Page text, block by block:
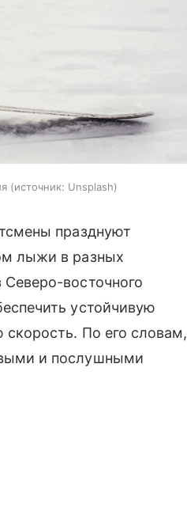
источник: Unsplash
празднуют
лыжи в разных
восточного
устойчивую
скорость. По его словам,
и послушными